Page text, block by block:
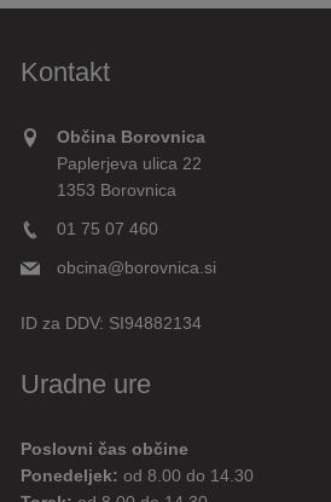
Kontakt
Občina Borovnica
Paplerjeva ulica 22
1353 Borovnica
01 75 07 460
obcina@borovnica.si
ID za DDV: SI94882134
Uradne ure
Poslovni čas občine
Ponedeljek: od 8.00 do 14.30